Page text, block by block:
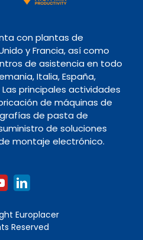
con plantas de
y Francia, así como
de asistencia en todo
Italia, España,
principales actividades
de máquinas de
de pasta de
de soluciones
montaje electrónico.
Europlacer
Reserved